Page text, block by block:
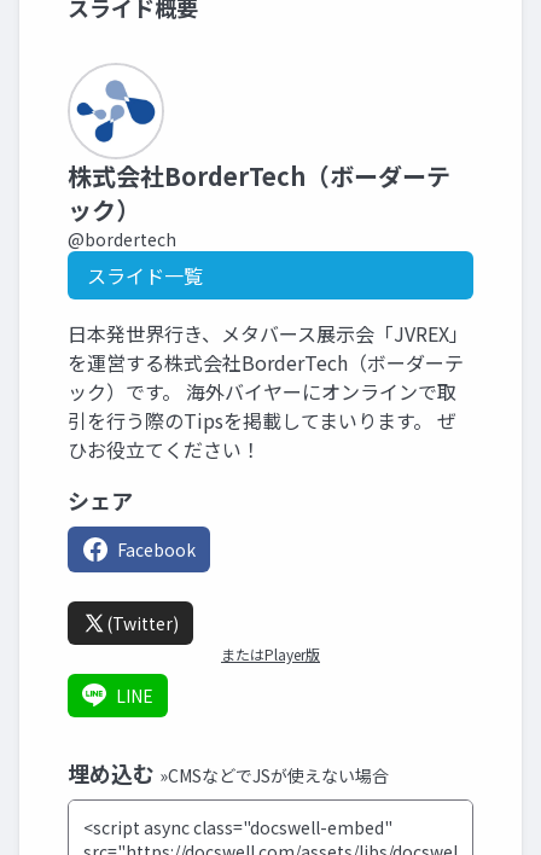
スライド概要
株式会社BorderTech（ボーダーテ
ック）
@bordertech
スライド一覧
日本発世界行き、メタバース展示会「JVREX」
を運営する株式会社BorderTech（ボーダーテ
ック）です。 海外バイヤーにオンラインで取
引を行う際のTipsを掲載してまいります。 ぜ
ひお役立てください！
シェア
Facebook
(Twitter)
またはPlayer版
LINE
埋め込む »CMSなどでJSが使えない場合